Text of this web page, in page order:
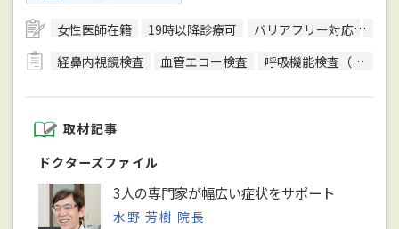
女性医師在籍 19時以降診療可 バリアフリー対応
経鼻内視鏡検査
血管エコー検査 呼吸機能検査（スパイロメトリー）
取材記事
ドクターズファイル
3人の専門家が幅広い症状をサポート
水野 芳樹 院長